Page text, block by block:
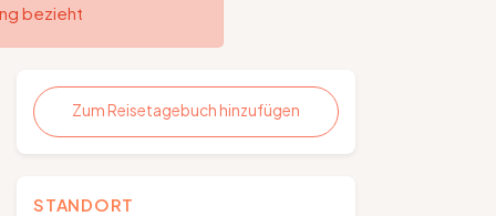
bezieht
Zum Reisetagebuch hinzufügen
STANDORT